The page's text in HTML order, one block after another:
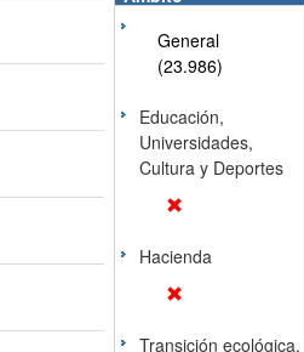
General
(23.986)
Educación,
Universidades,
Cultura y Deportes
Hacienda
Transición ecológica,